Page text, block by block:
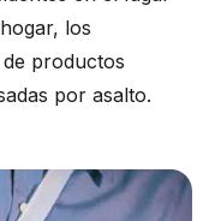
los
productos
por asalto.